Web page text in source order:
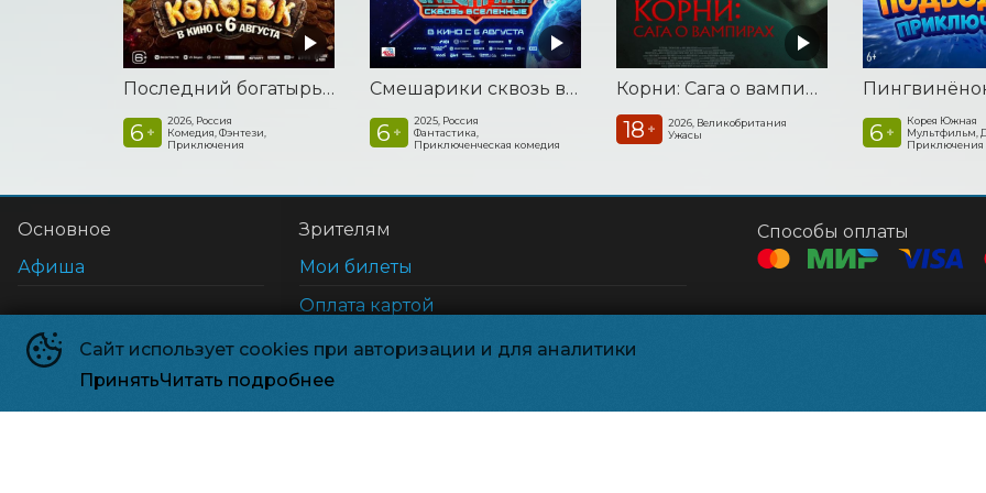
Последний богатырь. Колобок
6 +
2026, Россия
Комедия, Фэнтези,
Приключения
Смешарики сквозь вселенные
6 +
2025, Россия
Фантастика,
Приключенческая комедия
Корни: Сага о вампирах
18 +
2026, Великобритания
Ужасы
6 +
Корея Южная
Мультфильм,
Приключения
Сайт использует cookies при авторизации и для аналитики
ПринятьЧитать подробнее
Основное
Афиша
Зрителям
Мои билеты
Оплата картой
Правила и соглашения
Способы оплаты